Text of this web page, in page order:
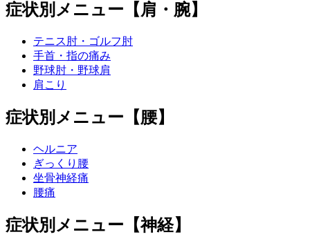
症状別メニュー【肩・腕】
テニス肘・ゴルフ肘
手首・指の痛み
野球肘・野球肩
肩こり
症状別メニュー【腰】
ヘルニア
ぎっくり腰
坐骨神経痛
腰痛
症状別メニュー【神経】